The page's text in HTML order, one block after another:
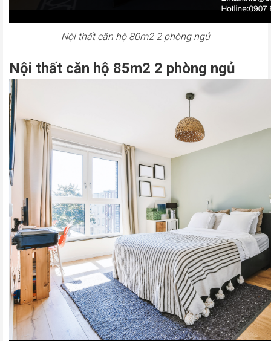
Nội thất căn hộ 80m2 2 phòng ngủ
Nội thất căn hộ 85m2 2 phòng ngủ